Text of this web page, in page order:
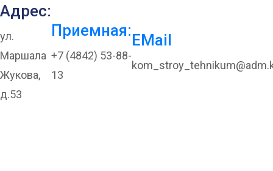
Адрес:
ул.
Маршала
Жукова,
д.53
Приемная:
+7 (4842) 53-88-
13
EMail